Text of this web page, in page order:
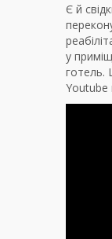
Є й
у
готель.
Youtube